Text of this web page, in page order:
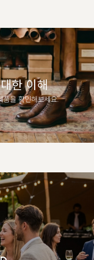
한 이해
품을 확인해보세요.